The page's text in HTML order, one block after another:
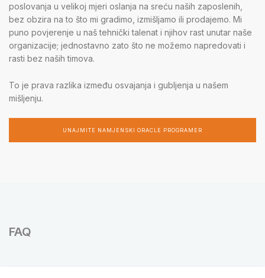
poslovanja u velikoj mjeri oslanja na sreću naših zaposlenih,
bez obzira na to što mi gradimo, izmišljamo ili prodajemo. Mi
puno povjerenje u naš tehnički talenat i njihov rast unutar naše
organizacije; jednostavno zato što ne možemo napredovati i
rasti bez naših timova.
To je prava razlika između osvajanja i gubljenja u našem
mišljenju.
UNAJMITE NAMJENSKI ORACLE PROGRAMER
FAQ